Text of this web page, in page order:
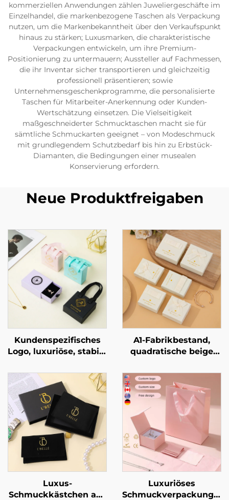
kommerziellen Anwendungen zählen Juweliergeschäfte im
Einzelhandel, die markenbezogene Taschen als Verpackung
nutzen, um die Markenbekanntheit über den Verkaufspunkt
hinaus zu stärken; Luxusmarken, die charakteristische
Verpackungen entwickeln, um ihre Premium-
Positionierung zu untermauern; Aussteller auf Fachmessen,
die ihr Inventar sicher transportieren und gleichzeitig
professionell präsentieren; sowie
Unternehmensgeschenkprogramme, die personalisierte
Taschen für Mitarbeiter-Anerkennung oder Kunden-
Wertschätzung einsetzen. Die Vielseitigkeit
maßgeschneiderter Schmucktaschen macht sie für
sämtliche Schmuckarten geeignet – von Modeschmuck
mit grundlegendem Schutzbedarf bis hin zu Erbstück-
Diamanten, die Bedingungen einer musealen
Konservierung erfordern.
Neue Produktfreigaben
Kundenspezifisches
Logo, luxuriöse, stabile
Schubladenbox mit
exquisitem Bandgriff
als Verpackung für
Halsketten und Ringe
– markengebundene
Geschenkbox,
Großbestellung
A1-Fabrikbestand,
quadratische beige
für Ringe, Ohrringe,
Halsketten und
Armbänder,
Geschenkbox,
Großhandel
Luxus-
Schmuckkästchen aus
Luxuriöses